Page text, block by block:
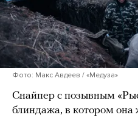
Фото: Макс Авдеев / «Медуза»
Снайпер с позывным
блиндажа, в котором она